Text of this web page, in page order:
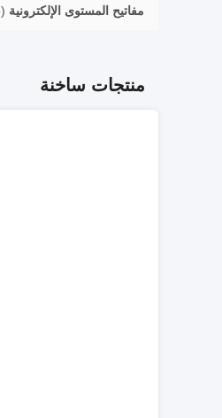
مفاتيح المستوى الإلكترونية (5)
منتجات ساخنة